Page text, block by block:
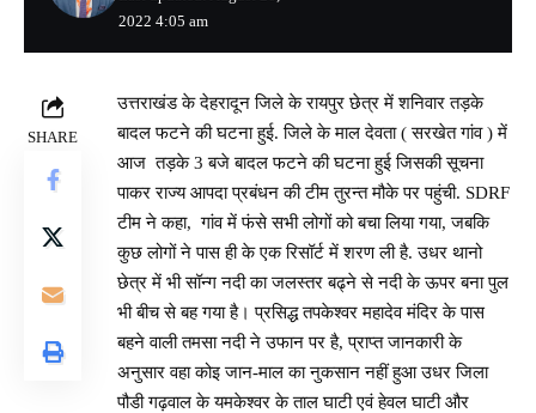
2022 4:05 am
SHARE
उत्तराखंड के देहरादून जिले के रायपुर छेत्र में शनिवार तड़के
बादल फटने की घटना हुई. जिले के माल देवता ( सरखेत गांव ) में
आज तड़के 3 बजे बादल फटने की घटना हुई जिसकी सूचना
पाकर राज्य आपदा प्रबंधन की टीम तुरन्त मौके पर पहुंची. SDRF
टीम ने कहा, गांव में फंसे सभी लोगों को बचा लिया गया, जबकि
कुछ लोगों ने पास ही के एक रिसॉर्ट में शरण ली है. उधर थानो
छेत्र में भी सॉन्ग नदी का जलस्तर बढ्ने से नदी के ऊपर बना पुल
भी बीच से बह गया है। प्रसिद्ध तपकेश्वर महादेव मंदिर के पास
बहने वाली तमसा नदी ने उफान पर है, प्राप्त जानकारी के
अनुसार वहा कोइ जान-माल का नुकसान नहीं हुआ उधर जिला
पौडी गढ़वाल के यमकेश्वर के ताल घाटी एवं हेवल घाटी और